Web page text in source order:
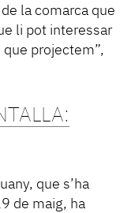
la comarca que
li pot interessar
projectem”,
que s’ha
de maig, ha